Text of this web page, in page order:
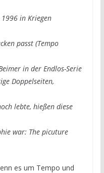
in Kriegen
passt (Tempo
in der Endlos-Serie
Doppelseiten,
lebte, hießen diese
war: The picuture
es um Tempo und